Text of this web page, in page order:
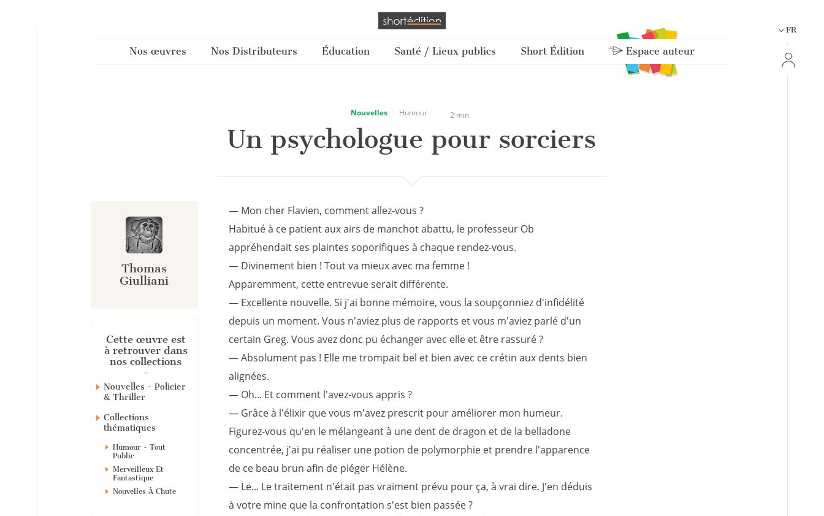
Nos œuvres Nos Distributeurs Éducation Santé / Lieux publics Short Édition Espace auteur
FR
Nouvelles Humour 2 min
Un psychologue pour sorciers
Thomas
Giulliani
Cette œuvre est
à retrouver dans
nos collections
Nouvelles - Policier
& Thriller
Collections
thématiques
Humour - Tout
Public
Merveilleux Et
Fantastique
Nouvelles À Chute
— Mon cher Flavien, comment allez-vous ?
Habitué à ce patient aux airs de manchot abattu, le professeur Ob
appréhendait ses plaintes soporifiques à chaque rendez-vous.
— Divinement bien ! Tout va mieux avec ma femme !
Apparemment, cette entrevue serait différente.
— Excellente nouvelle. Si j'ai bonne mémoire, vous la soupçonniez d'infidélité
depuis un moment. Vous n'aviez plus de rapports et vous m'aviez parlé d'un
certain Greg. Vous avez donc pu échanger avec elle et être rassuré ?
— Absolument pas ! Elle me trompait bel et bien avec ce crétin aux dents bien
alignées.
— Oh... Et comment l'avez-vous appris ?
— Grâce à l'élixir que vous m'avez prescrit pour améliorer mon humeur.
Figurez-vous qu'en le mélangeant à une dent de dragon et de la belladone
concentrée, j'ai pu réaliser une potion de polymorphie et prendre l'apparence
de ce beau brun afin de piéger Hélène.
— Le... Le traitement n'était pas vraiment prévu pour ça, à vrai dire. J'en déduis
à votre mine que la confrontation s'est bien passée ?